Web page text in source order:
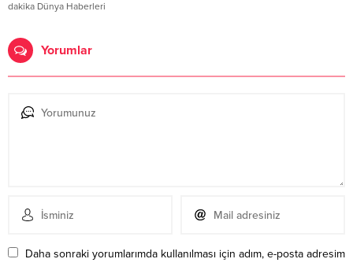
dakika Dünya Haberleri
Yorumlar
Daha sonraki yorumlarımda kullanılması için adım, e-posta adresim